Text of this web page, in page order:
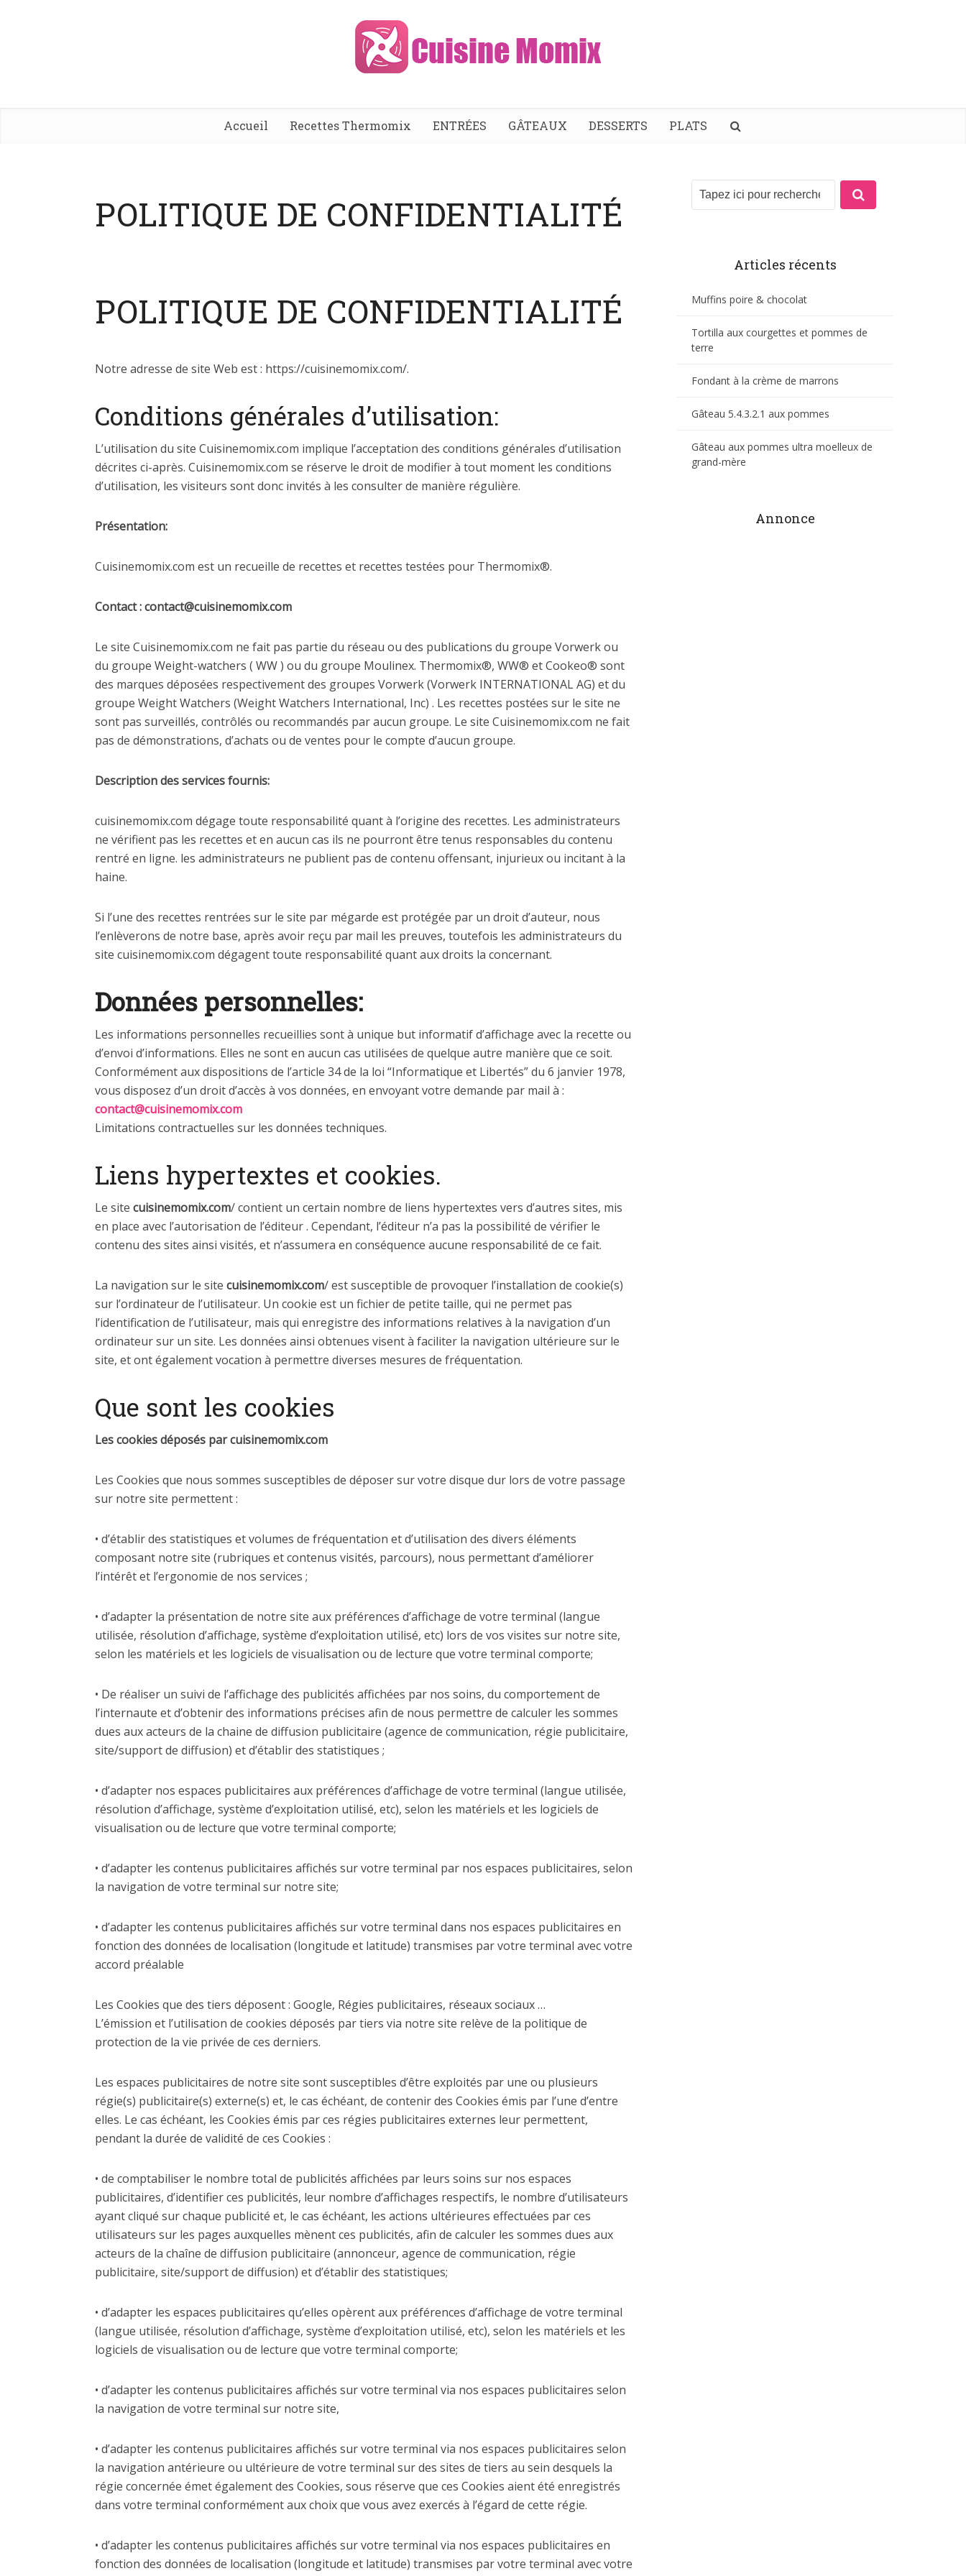
Accueil Recettes Thermomix ENTRÉES GÂTEAUX DESSERTS PLATS
POLITIQUE DE CONFIDENTIALITÉ
POLITIQUE DE CONFIDENTIALITÉ
Notre adresse de site Web est : https://cuisinemomix.com/.
Conditions générales d’utilisation:
L’utilisation du site Cuisinemomix.com implique l’acceptation des conditions générales d’utilisation
décrites ci-après. Cuisinemomix.com se réserve le droit de modifier à tout moment les conditions
d’utilisation, les visiteurs sont donc invités à les consulter de manière régulière.
Présentation:
Cuisinemomix.com est un recueille de recettes et recettes testées pour Thermomix®.
Contact :contact@cuisinemomix.com
Le site Cuisinemomix.com ne fait pas partie du réseau ou des publications du groupe Vorwerk ou
du groupe Weight-watchers ( WW ) ou du groupe Moulinex. Thermomix®, WW® et Cookeo® sont
des marques déposées respectivement des groupes Vorwerk (Vorwerk INTERNATIONAL AG) et du
groupe Weight Watchers (Weight Watchers International, Inc) . Les recettes postées sur le site ne
sont pas surveillés, contrôlés ou recommandés par aucun groupe. Le site Cuisinemomix.com ne fait
pas de démonstrations, d’achats ou de ventes pour le compte d’aucun groupe.
Description des services fournis:
cuisinemomix.com dégage toute responsabilité quant à l’origine des recettes. Les administrateurs
ne vérifient pas les recettes et en aucun cas ils ne pourront être tenus responsables du contenu
rentré en ligne. les administrateurs ne publient pas de contenu offensant, injurieux ou incitant à la
haine.
Si l’une des recettes rentrées sur le site par mégarde est protégée par un droit d’auteur, nous
l’enlèverons de notre base, après avoir reçu par mail les preuves, toutefois les administrateurs du
site cuisinemomix.com dégagent toute responsabilité quant aux droits la concernant.
Données personnelles:
Les informations personnelles recueillies sont à unique but informatif d’affichage avec la recette ou
d’envoi d’informations. Elles ne sont en aucun cas utilisées de quelque autre manière que ce soit.
Conformément aux dispositions de l’article 34 de la loi “Informatique et Libertés” du 6 janvier 1978,
vous disposez d’un droit d’accès à vos données, en envoyant votre demande par mail à :
contact@cuisinemomix.com
Limitations contractuelles sur les données techniques.
Liens hypertextes et cookies.
Le site cuisinemomix.com/ contient un certain nombre de liens hypertextes vers d’autres sites, mis
en place avec l’autorisation de l’éditeur . Cependant, l’éditeur n’a pas la possibilité de vérifier le
contenu des sites ainsi visités, et n’assumera en conséquence aucune responsabilité de ce fait.
La navigation sur le site cuisinemomix.com/ est susceptible de provoquer l’installation de cookie(s)
sur l’ordinateur de l’utilisateur. Un cookie est un fichier de petite taille, qui ne permet pas
l’identification de l’utilisateur, mais qui enregistre des informations relatives à la navigation d’un
ordinateur sur un site. Les données ainsi obtenues visent à faciliter la navigation ultérieure sur le
site, et ont également vocation à permettre diverses mesures de fréquentation.
Que sont les cookies
Les cookies déposés par cuisinemomix.com
Les Cookies que nous sommes susceptibles de déposer sur votre disque dur lors de votre passage
sur notre site permettent :
• d’établir des statistiques et volumes de fréquentation et d’utilisation des divers éléments
composant notre site (rubriques et contenus visités, parcours), nous permettant d’améliorer
l’intérêt et l’ergonomie de nos services ;
• d’adapter la présentation de notre site aux préférences d’affichage de votre terminal (langue
utilisée, résolution d’affichage, système d’exploitation utilisé, etc) lors de vos visites sur notre site,
selon les matériels et les logiciels de visualisation ou de lecture que votre terminal comporte;
• De réaliser un suivi de l’affichage des publicités affichées par nos soins, du comportement de
l’internaute et d’obtenir des informations précises afin de nous permettre de calculer les sommes
dues aux acteurs de la chaine de diffusion publicitaire (agence de communication, régie publicitaire,
site/support de diffusion) et d’établir des statistiques ;
• d’adapter nos espaces publicitaires aux préférences d’affichage de votre terminal (langue utilisée,
résolution d’affichage, système d’exploitation utilisé, etc), selon les matériels et les logiciels de
visualisation ou de lecture que votre terminal comporte;
• d’adapter les contenus publicitaires affichés sur votre terminal par nos espaces publicitaires, selon
la navigation de votre terminal sur notre site;
• d’adapter les contenus publicitaires affichés sur votre terminal dans nos espaces publicitaires en
fonction des données de localisation (longitude et latitude) transmises par votre terminal avec votre
accord préalable
Les Cookies que des tiers déposent : Google, Régies publicitaires, réseaux sociaux …
L’émission et l’utilisation de cookies déposés par tiers via notre site relève de la politique de
protection de la vie privée de ces derniers.
Les espaces publicitaires de notre site sont susceptibles d’être exploités par une ou plusieurs
régie(s) publicitaire(s) externe(s) et, le cas échéant, de contenir des Cookies émis par l’une d’entre
elles. Le cas échéant, les Cookies émis par ces régies publicitaires externes leur permettent,
pendant la durée de validité de ces Cookies :
• de comptabiliser le nombre total de publicités affichées par leurs soins sur nos espaces
publicitaires, d’identifier ces publicités, leur nombre d’affichages respectifs, le nombre d’utilisateurs
ayant cliqué sur chaque publicité et, le cas échéant, les actions ultérieures effectuées par ces
utilisateurs sur les pages auxquelles mènent ces publicités, afin de calculer les sommes dues aux
acteurs de la chaîne de diffusion publicitaire (annonceur, agence de communication, régie
publicitaire, site/support de diffusion) et d’établir des statistiques;
• d’adapter les espaces publicitaires qu’elles opèrent aux préférences d’affichage de votre terminal
(langue utilisée, résolution d’affichage, système d’exploitation utilisé, etc), selon les matériels et les
logiciels de visualisation ou de lecture que votre terminal comporte;
• d’adapter les contenus publicitaires affichés sur votre terminal via nos espaces publicitaires selon
la navigation de votre terminal sur notre site,
• d’adapter les contenus publicitaires affichés sur votre terminal via nos espaces publicitaires selon
la navigation antérieure ou ultérieure de votre terminal sur des sites de tiers au sein desquels la
régie concernée émet également des Cookies, sous réserve que ces Cookies aient été enregistrés
dans votre terminal conformément aux choix que vous avez exercés à l’égard de cette régie.
• d’adapter les contenus publicitaires affichés sur votre terminal via nos espaces publicitaires en
fonction des données de localisation (longitude et latitude) transmises par votre terminal avec votre
Articles récents
Muffins poire & chocolat
Tortilla aux courgettes et pommes de
terre
Fondant à la crème de marrons
Gâteau 5.4.3.2.1 aux pommes
Gâteau aux pommes ultra moelleux de
grand-mère
Annonce